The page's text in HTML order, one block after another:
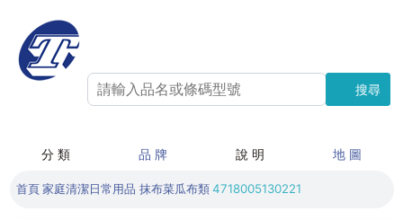
搜尋
搜尋
分 類 品 牌 說 明 地 圖
首頁 家庭清潔日常用品 抹布菜瓜布類 4718005130221